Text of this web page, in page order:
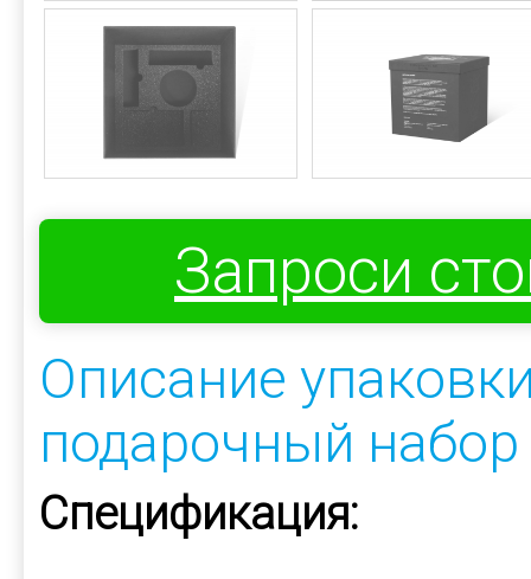
Запроси
Описание
подарочный набор
Спецификация: